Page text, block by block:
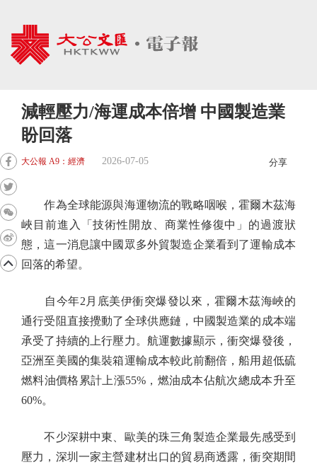
減輕壓力/海運成本倍增 中國製造業
盼回落
大公報 A9：經濟 2026-07-05 分享
作為全球能源與海運物流的戰略咽喉，霍爾木茲海
峽目前進入「技術性開放、商業性修復中」的過渡狀
態，這一消息讓中國眾多外貿製造企業看到了運輸成本
回落的希望。
自今年2月底美伊衝突爆發以來，霍爾木茲海峽的
通行受阻直接攪動了全球供應鏈，中國製造業的成本端
承受了持續的上行壓力。航運數據顯示，衝突爆發後，
亞洲至美國的集裝箱運輸成本較此前翻倍，船用超低硫
燃料油價格累計上漲55%，燃油成本佔航次總成本升至
60%。
不少深耕中東、歐美的珠三角製造企業最先感受到
壓力，深圳一家主營建材出口的貿易商透露，衝突期間